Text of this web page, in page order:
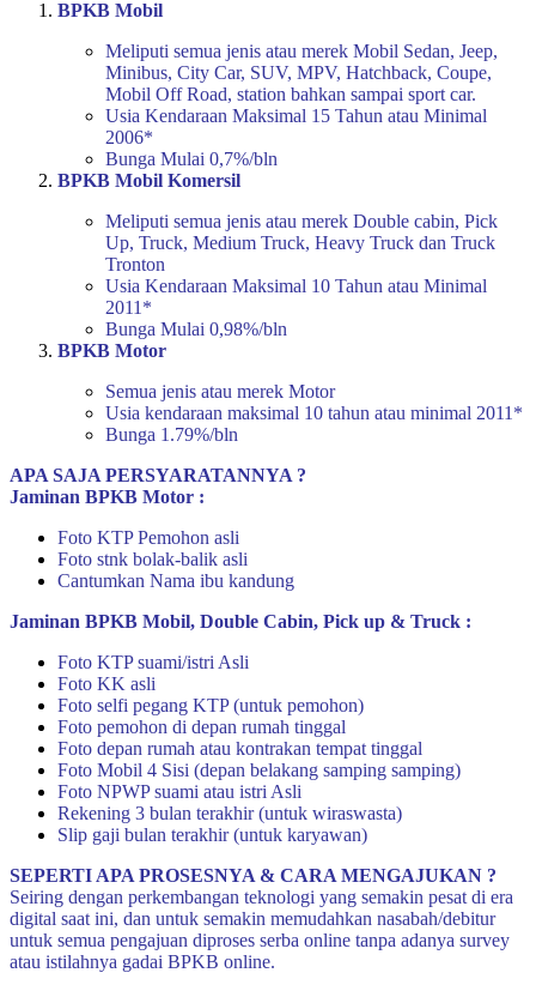
BPKB Mobil
Meliputi semua jenis atau merek Mobil Sedan, Jeep,
Minibus, City Car, SUV, MPV, Hatchback, Coupe,
Mobil Off Road, station bahkan sampai sport car.
Usia Kendaraan Maksimal 15 Tahun atau Minimal
2006*
Bunga Mulai 0,7%/bln
BPKB Mobil Komersil
Meliputi semua jenis atau merek Double cabin, Pick
Up, Truck, Medium Truck, Heavy Truck dan Truck
Tronton
Usia Kendaraan Maksimal 10 Tahun atau Minimal
2011*
Bunga Mulai 0,98%/bln
BPKB Motor
Semua jenis atau merek Motor
Usia kendaraan maksimal 10 tahun atau minimal 2011*
Bunga 1.79%/bln
APA SAJA PERSYARATANNYA ?
Jaminan BPKB Motor :
Foto KTP Pemohon asli
Foto stnk bolak-balik asli
Cantumkan Nama ibu kandung
Jaminan BPKB Mobil, Double Cabin, Pick up & Truck :
Foto KTP suami/istri Asli
Foto KK asli
Foto selfi pegang KTP (untuk pemohon)
Foto pemohon di depan rumah tinggal
Foto depan rumah atau kontrakan tempat tinggal
Foto Mobil 4 Sisi (depan belakang samping samping)
Foto NPWP suami atau istri Asli
Rekening 3 bulan terakhir (untuk wiraswasta)
Slip gaji bulan terakhir (untuk karyawan)
SEPERTI APA PROSESNYA & CARA MENGAJUKAN ?
Seiring dengan perkembangan teknologi yang semakin pesat di era
digital saat ini, dan untuk semakin memudahkan nasabah/debitur
untuk semua pengajuan diproses serba online tanpa adanya survey
atau istilahnya gadai BPKB online.